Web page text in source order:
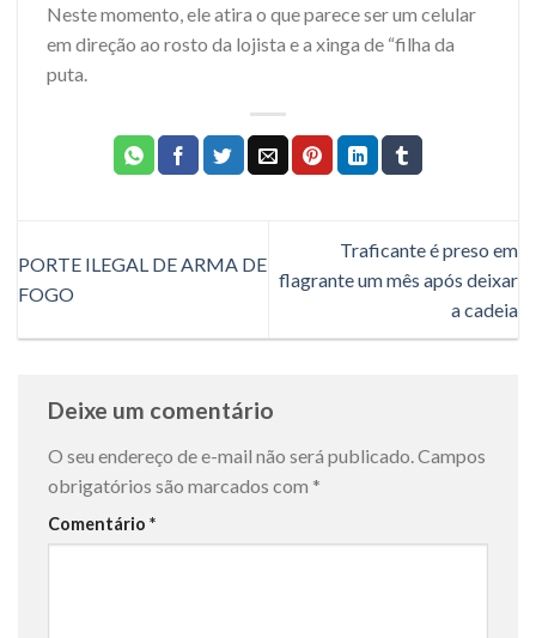
Neste momento, ele atira o que parece ser um celular
em direção ao rosto da lojista e a xinga de “filha da
puta.
PORTE ILEGAL DE ARMA DE
FOGO
Traficante é preso em
flagrante um mês após deixar
a cadeia
Deixe um comentário
O seu endereço de e-mail não será publicado. Campos
obrigatórios são marcados com *
Comentário *